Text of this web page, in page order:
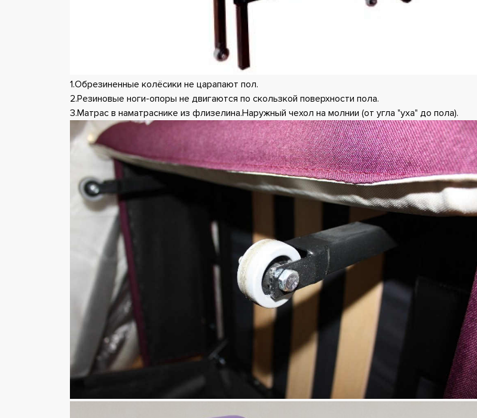
1.Обрезиненные колёсики не царапают пол.
2.Резиновые ноги-опоры не двигаются по скользкой поверхности пола.
3.Матрас в наматраснике из флизелина.Наружный чехол на молнии (от угла "уха" до пола).